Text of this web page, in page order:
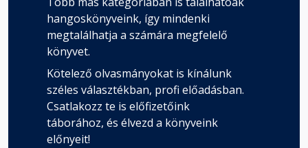
hangoskönyveink, így mindenki
megtalálhatja a számára megfelelő
könyvet.
Kötelező olvasmányokat is kínálunk
széles választékban, profi előadásban.
Csatlakozz te is előfizetőink
táborához, és élvezd a könyveink
előnyeit!